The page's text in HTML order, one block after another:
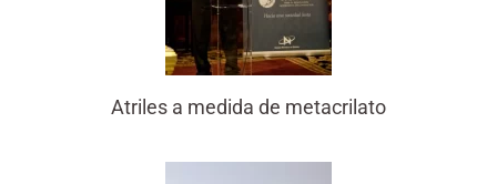
Atriles a medida de metacrilato